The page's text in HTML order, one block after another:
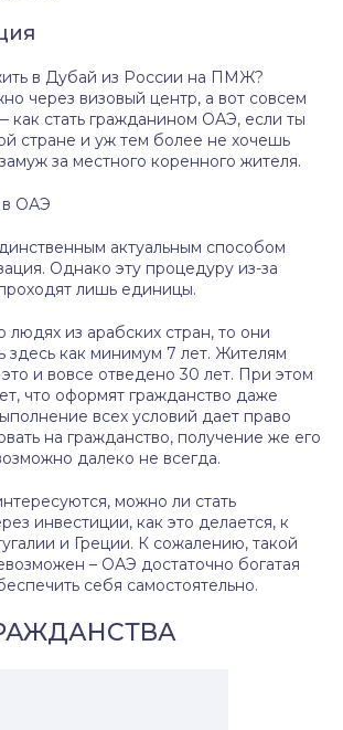
в Дубай из России на ПМЖ?
через визовый центр, а вот совсем
как стать гражданином ОАЭ, если ты
стране и уж тем более не хочешь
за местного коренного жителя.
в ОАЭ
актуальным способом
Однако эту процедуру из-за
лишь единицы.
людях из арабских стран, то они
здесь как минимум 7 лет. Жителям
это и вовсе отведено 30 лет. При этом
что оформят гражданство даже
всех условий дает право
на гражданство, получение же его
далеко не всегда.
можно ли стать
инвестиции, как это делается, к
и Греции. К сожалению, такой
– ОАЭ достаточно богатая
себя самостоятельно.